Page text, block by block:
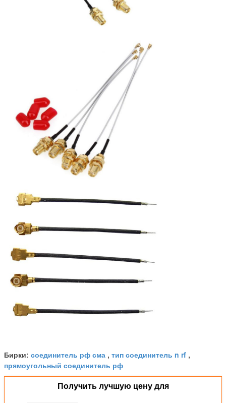
Бирки: соединитель рф сма , тип соединитель n rf ,
прямоугольный соединитель рф
Получить лучшую цену для